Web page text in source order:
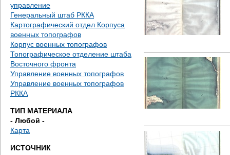
е
с
ь
управление
Генеральный штаб РККА
Картографический отдел Корпуса
военных топографов
Корпус военных топографов
Топографическое отделение штаба
Восточного фронта
Управление военных топографов
Управление военных топографов
РККА
ТИП МАТЕРИАЛА
- Любой -
Карта
ИСТОЧНИК